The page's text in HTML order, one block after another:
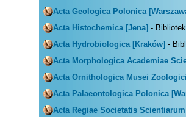
Acta Geologica Polonica
Acta Histochemica [Jena] -
Acta Hydrobiologica [Kraków] -
Acta Morphologica Academiae
Acta Ornithologica Musei
Acta Palaeontologica Polonica
Acta Regiae Societatis